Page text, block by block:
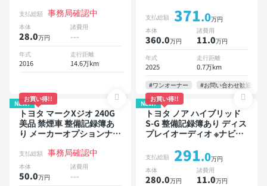
ト スマートキー バックモ
ニター ドライブレコーダー
衝突軽減 両側電動スライド
ドア 7人乗り
支払総額 事務局確認中
本体
28.0万円
諸費用
---
年式
2016
走行距離
14.6万km
インドスポットモニター デ
ジタルインナーミラー オー
トクルーズ 3列シート スマ
ートキー ETC 電動バック
ドア バックモニター 全方
位カメラ ドライブレコーダ
ー 衝突軽減 両側電動スラ
イドドア 7人乗り
支払総額 371.0万円
本体
360.0万円
諸費用
11.0万円
年式
2025
走行距離
0.7万km
#ワンオーナー #お問い合わせ歓迎
NEW!
お買い得!!
トヨタ マークXジオ 240G
美品 禁煙車 整備記録簿あ
り メーカーオプションナビ
ETC バックモニター 7人乗
り
支払総額 事務局確認中
本体
50.0万円
諸費用
---
NEW!
お買い得!!
トヨタ ノア ハイブリッド
S-G 整備記録簿あり ディス
プレイオーディオ ※ナビキ
ズ 3列シート スマートキー
バックモニター ドライブレ
コーダー 衝突軽減 7人乗り
支払総額 291.0万円
本体
280.0万円
諸費用
11.0万円